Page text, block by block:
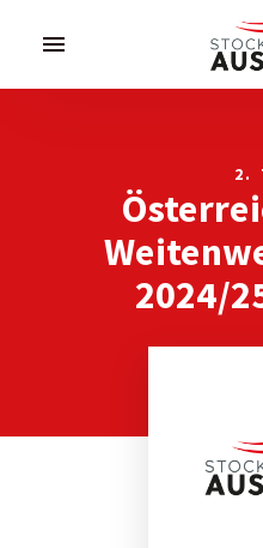
menu
2.
2024/